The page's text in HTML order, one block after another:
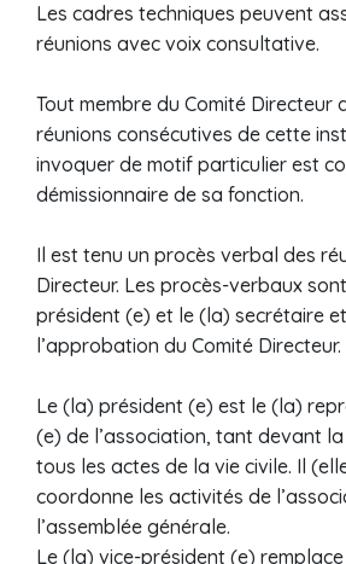
Les cadres techniques peuvent
réunions avec voix consultative.
Tout membre du Comité Directeur
réunions consécutives de cette
invoquer de motif particulier est
démissionnaire de sa fonction.
Il est tenu un procès verbal des
Directeur. Les procès-verbaux
président (e) et le (la) secrétaire
l’approbation du Comité Directeur.
Le (la) président (e) est le (la)
(e) de l’association, tant devant
tous les actes de la vie civile. Il
coordonne les activités de
l’assemblée générale.
Le (la) vice-président (e)